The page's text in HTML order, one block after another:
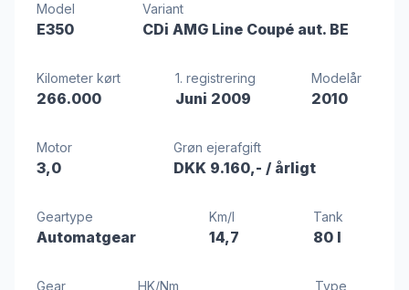
Model
E350
Variant
CDi AMG Line Coupé aut. BE
Kilometer kørt
266.000
1. registrering
Juni 2009
Modelår
2010
Motor
3,0
Grøn ejerafgift
DKK 9.160,- / årligt
Geartype
Automatgear
Km/l
14,7
Tank
80 l
Gear HK/Nm Type